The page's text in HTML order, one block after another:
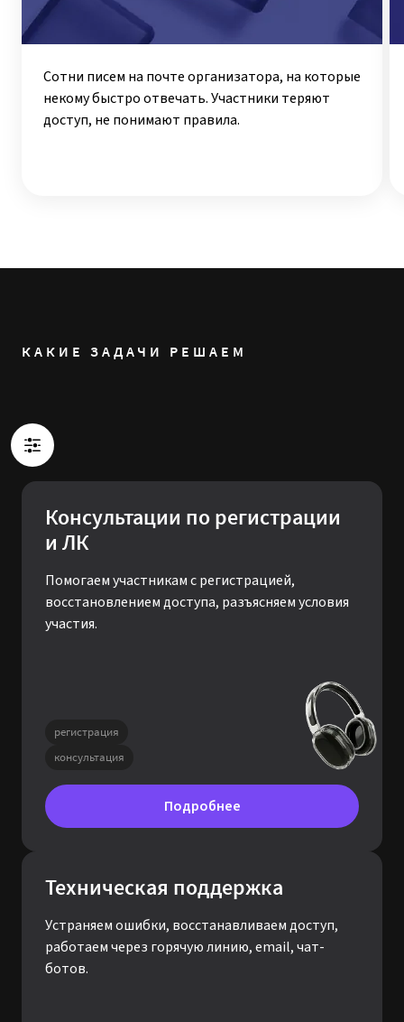
Сотни писем на почте организатора, на которые
некому быстро отвечать. Участники теряют
доступ, не понимают правила.
КАКИЕ ЗАДАЧИ РЕШАЕМ
Консультации по регистрации
и ЛК
Помогаем участникам с регистрацией,
восстановлением доступа, разъясняем условия
участия.
регистрация
консультация
Подробнее
Техническая поддержка
Устраняем ошибки, восстанавливаем доступ,
работаем через горячую линию, email, чат-
ботов.